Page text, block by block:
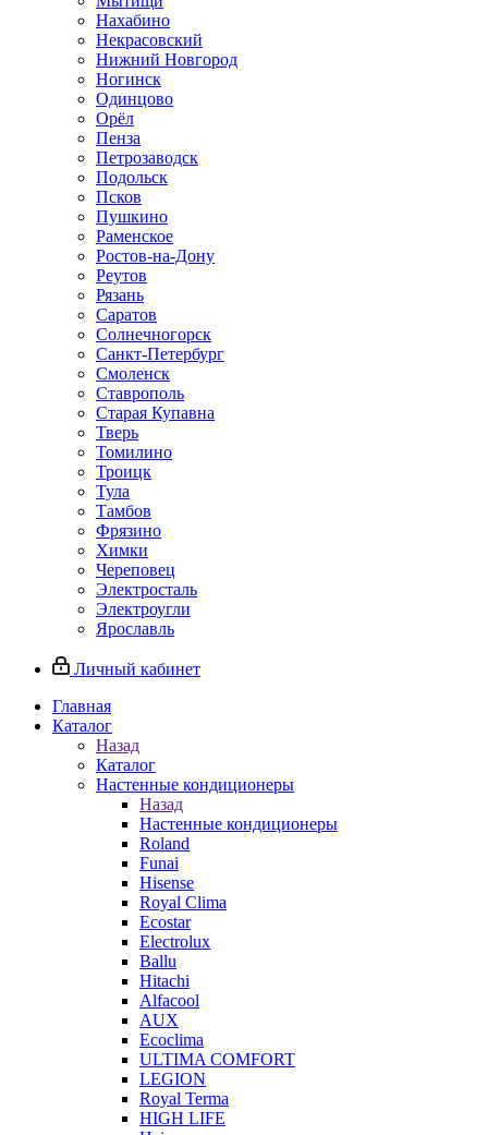
Нахабино
Некрасовский
Нижний Новгород
Ногинск
Одинцово
Орёл
Пенза
Петрозаводск
Подольск
Псков
Пушкино
Раменское
Ростов-на-Дону
Реутов
Рязань
Саратов
Солнечногорск
Санкт-Петербург
Смоленск
Ставрополь
Старая Купавна
Тверь
Томилино
Троицк
Тула
Тамбов
Фрязино
Химки
Череповец
Электросталь
Электроугли
Ярославль
Личный кабинет
Главная
Каталог
Назад
Каталог
Настенные кондиционеры
Назад
Настенные кондиционеры
Roland
Funai
Hisense
Royal Clima
Ecostar
Electrolux
Ballu
Hitachi
Alfacool
AUX
Ecoclima
ULTIMA COMFORT
LEGION
Royal Terma
HIGH LIFE